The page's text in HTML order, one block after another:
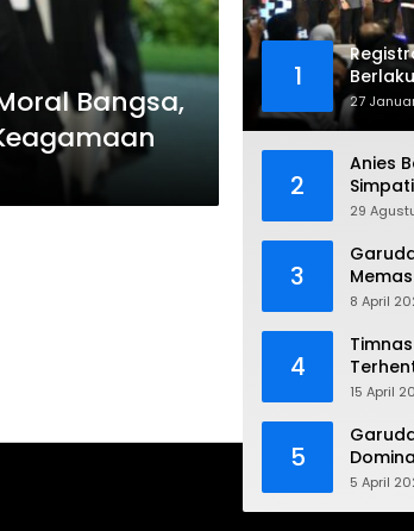
Bangsa,
1
27
2
Anies
29
3
Dunia
Yaman
8 April
4
Piala
15 April
5
Dalam
5 April